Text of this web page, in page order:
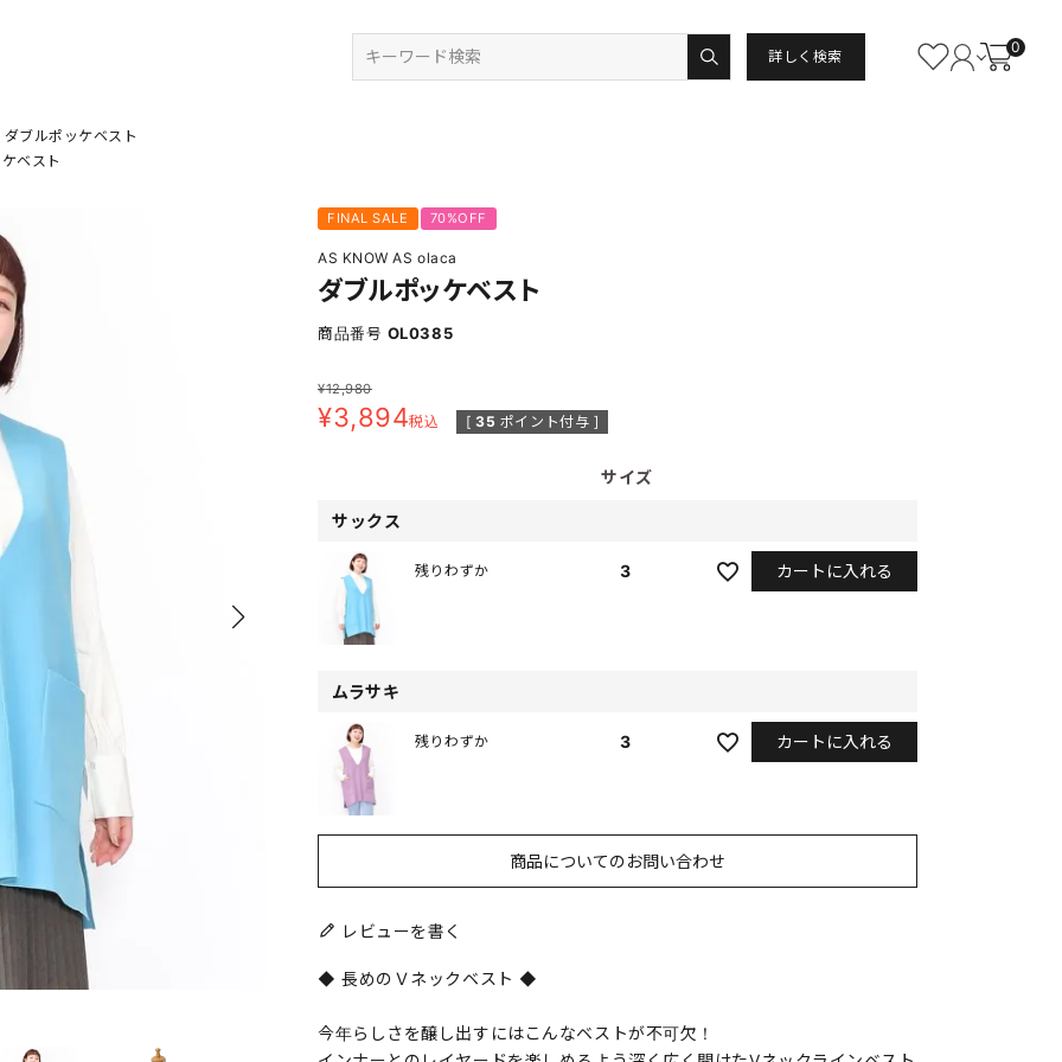
詳しく検索
0
ダブルポッケベスト
ベスト
FINAL SALE 70%OFF
AS KNOW AS olaca
ダブルポッケベスト
商品番号 OL0385
¥12,980
¥3,894税込 [ 35 ポイント付与 ]
サイズ
サックス
3
残りわずか カートに入れる
ムラサキ
3
残りわずか カートに入れる
商品についてのお問い合わせ
レビューを書く
◆ 長めのＶネックベスト ◆
今年らしさを醸し出すにはこんなベストが不可欠！